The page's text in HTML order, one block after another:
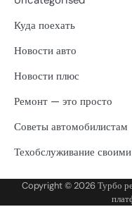
Куда поехать
Новости авто
Новости плюс
Ремонт — это просто
Советы автомобилистам
Техобслуживание
Copyright © 2026Турбо